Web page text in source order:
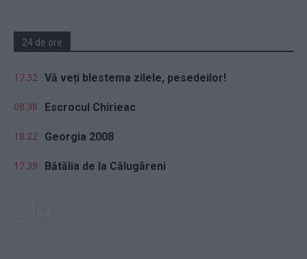
24 de ore
17.32 Vă veți blestema zilele, pesedeilor!
08.38 Escrocul Chirieac
18.22 Georgia 2008
17.39 Bătălia de la Călugăreni